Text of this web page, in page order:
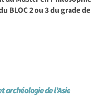
BLOC 2 ou 3 du grade de
archéologie de l’Asie